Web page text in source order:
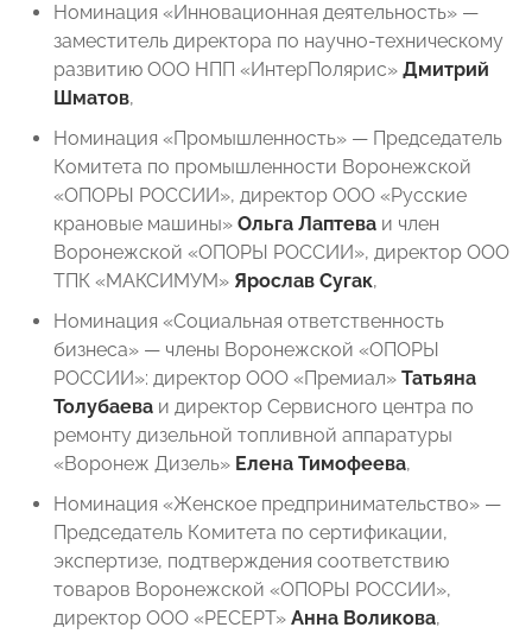
Номинация «Инновационная деятельность» —
заместитель директора по научно-техническому
развитию ООО НПП «ИнтерПолярис» Дмитрий
Шматов,
Номинация «Промышленность» — Председатель
Комитета по промышленности Воронежской
«ОПОРЫ РОССИИ», директор ООО «Русские
крановые машины» Ольга Лаптева и член
Воронежской «ОПОРЫ РОССИИ», директор ООО
ТПК «МАКСИМУМ» Ярослав Сугак,
Номинация «Социальная ответственность
бизнеса» — члены Воронежской «ОПОРЫ
РОССИИ»: директор ООО «Премиал» Татьяна
Толубаева и директор Сервисного центра по
ремонту дизельной топливной аппаратуры
«Воронеж Дизель» Елена Тимофеева,
Номинация «Женское предпринимательство» —
Председатель Комитета по сертификации,
экспертизе, подтверждения соответствию
товаров Воронежской «ОПОРЫ РОССИИ»,
директор ООО «РЕСЕРТ» Анна Воликова,